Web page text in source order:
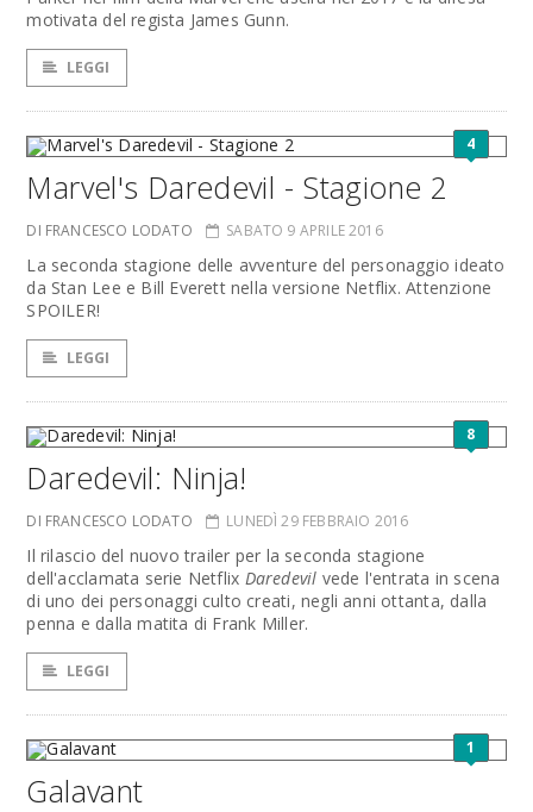
motivata del regista James Gunn.
LEGGI
4
Marvel's Daredevil - Stagione 2
DI FRANCESCO LODATO SABATO 9 APRILE 2016
La seconda stagione delle avventure del personaggio ideato
da Stan Lee e Bill Everett nella versione Netflix. Attenzione
SPOILER!
LEGGI
8
Daredevil: Ninja!
DI FRANCESCO LODATO LUNEDÌ 29 FEBBRAIO 2016
Il rilascio del nuovo trailer per la seconda stagione
dell'acclamata serie Netflix Daredevil vede l'entrata in scena
di uno dei personaggi culto creati, negli anni ottanta, dalla
penna e dalla matita di Frank Miller.
LEGGI
1
Galavant